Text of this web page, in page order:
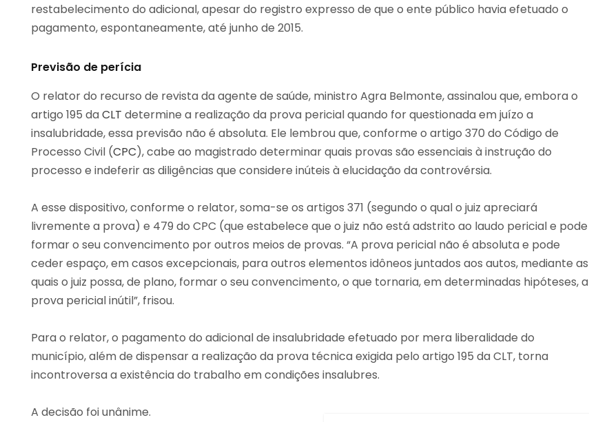
restabelecimento do adicional, apesar do registro expresso de que o ente público havia efetuado o
pagamento, espontaneamente, até junho de 2015.
Previsão de perícia
O relator do recurso de revista da agente de saúde, ministro Agra Belmonte, assinalou que, embora o
artigo 195 daCLT determine a realização da prova pericial quando for questionada em juízo a
insalubridade, essa previsão não é absoluta. Ele lembrou que, conforme o artigo 370 do Código de
Processo Civil (CPC), cabe ao magistrado determinar quais provas são essenciais à instrução do
processo e indeferir as diligências que considere inúteis à elucidação da controvérsia.
A esse dispositivo, conforme o relator, soma-se os artigos 371 (segundo o qual o juiz apreciará
livremente a prova) e 479 do CPC (que estabelece que o juiz não está adstrito ao laudo pericial e pode
formar o seu convencimento por outros meios de provas. “A prova pericial não é absoluta e pode
ceder espaço, em casos excepcionais, para outros elementos idôneos juntados aos autos, mediante as
quais o juiz possa, de plano, formar o seu convencimento, o que tornaria, em determinadas hipóteses, a
prova pericial inútil”, frisou.
Para o relator, o pagamento do adicional de insalubridade efetuado por mera liberalidade do
município, além de dispensar a realização da prova técnica exigida pelo artigo 195 da CLT, torna
incontroversa a existência do trabalho em condições insalubres.
A decisão foi unânime.